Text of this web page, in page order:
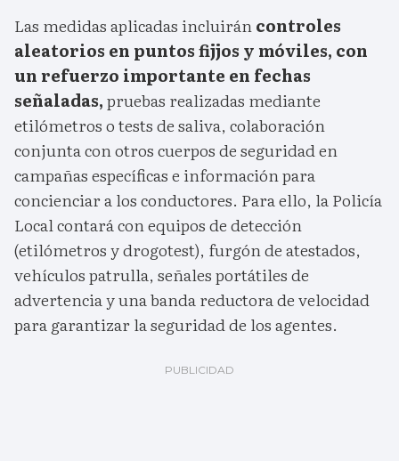
Las medidas aplicadas incluiráncontroles
aleatorios en puntos fijjos y móviles, con
un refuerzo importante en fechas
señaladas,pruebas realizadas mediante
etilómetros o tests de saliva, colaboración
conjunta con otros cuerpos de seguridad en
campañas específicas e información para
concienciar a los conductores. Para ello, la Policía
Local contará con equipos de detección
(etilómetros y drogotest), furgón de atestados,
vehículos patrulla, señales portátiles de
advertencia y una banda reductora de velocidad
para garantizar la seguridad de los agentes.